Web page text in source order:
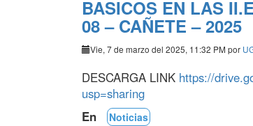
BASICOS EN LAS
08 – CAÑETE – 2025
Vie, 7 de marzo del 2025, 11:32 PM por
DESCARGA LINK https://
usp=sharing
En
Noticias